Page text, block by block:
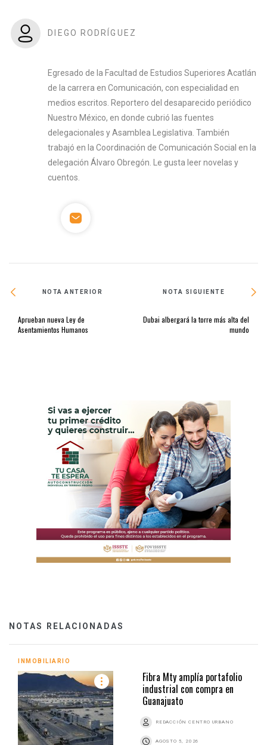
DIEGO RODRÍGUEZ
Egresado de la Facultad de Estudios Superiores Acatlán
de la carrera en Comunicación, con especialidad en
medios escritos. Reportero del desaparecido periódico
Nuestro México, en donde cubrió las fuentes
delegacionales y Asamblea Legislativa. También
trabajó en la Coordinación de Comunicación Social en la
delegación Álvaro Obregón. Le gusta leer novelas y
cuentos.
NOTA ANTERIOR
Aprueban nueva Ley de
Asentamientos Humanos
NOTA SIGUIENTE
Dubai albergará la torre más alta del
mundo
NOTAS RELACIONADAS
INMOBILIARIO
Fibra Mty amplía portafolio
industrial con compra en
Guanajuato
REDACCIÓN CENTRO URBANO
AGOSTO 5, 2026